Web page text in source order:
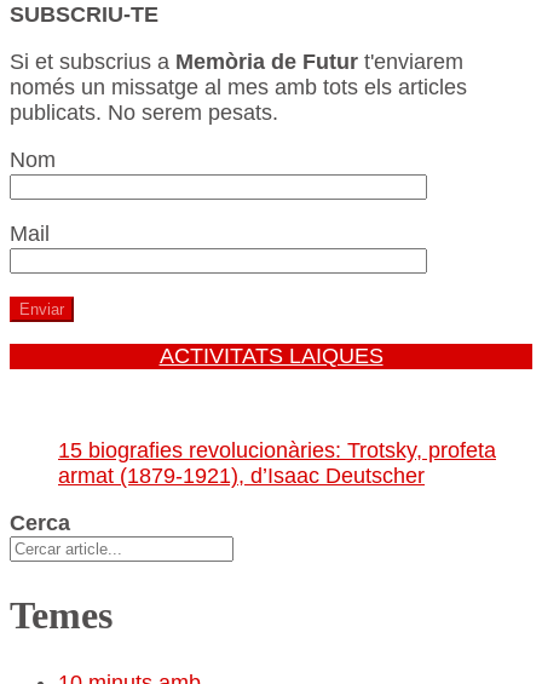
SUBSCRIU-TE
Si et subscrius a Memòria de Futur t'enviarem
només un missatge al mes amb tots els articles
publicats. No serem pesats.
Nom
Mail
ACTIVITATS LAIQUES
15 biografies revolucionàries: Trotsky, profeta
armat (1879-1921), d’Isaac Deutscher
Cerca
Temes